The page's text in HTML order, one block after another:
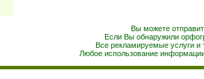
Вы можете
Если Вы обнаружили
Все рекламируемые услуги и
Любое использование